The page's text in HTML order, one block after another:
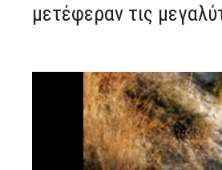
μετέφεραν τις